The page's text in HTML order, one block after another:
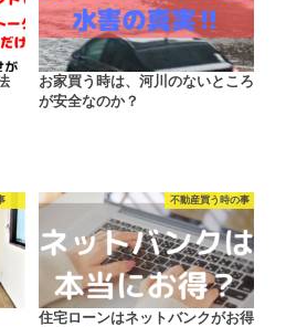
お家買う時は、河川のないところ
が安全なのか？
不動産買う時の事
住宅ローンはネットバンクがお得